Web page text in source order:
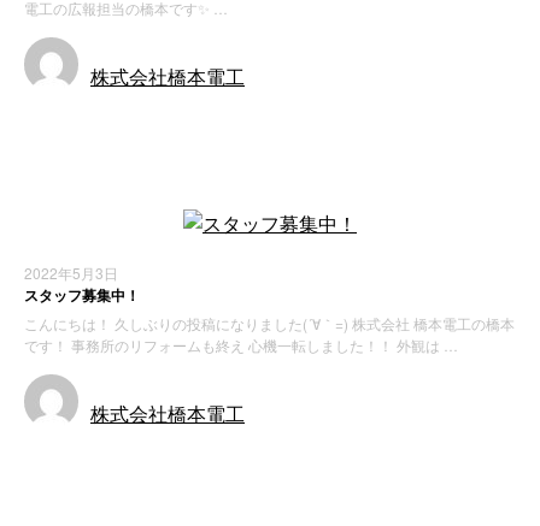
電工の広報担当の橋本です✨ …
株式会社橋本電工
2022年5月3日
スタッフ募集中！
こんにちは！ 久しぶりの投稿になりました(´∀｀=) 株式会社 橋本電工の橋本
です！ 事務所のリフォームも終え 心機一転しました！！ 外観は …
株式会社橋本電工